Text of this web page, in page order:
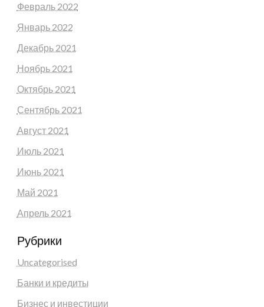
Февраль 2022
Январь 2022
Декабрь 2021
Ноябрь 2021
Октябрь 2021
Сентябрь 2021
Август 2021
Июль 2021
Июнь 2021
Май 2021
Апрель 2021
Рубрики
Uncategorised
Банки и кредиты
Бизнес и инвестиции